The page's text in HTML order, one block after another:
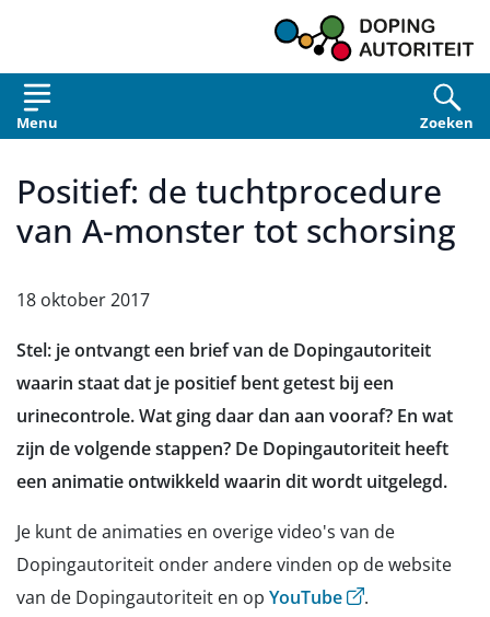
Menu Zoeken
Positief: de tuchtprocedure
van A-monster tot schorsing
18 oktober 2017
Stel: je ontvangt een brief van de Dopingautoriteit
waarin staat dat je positief bent getest bij een
urinecontrole. Wat ging daar dan aan vooraf? En wat
zijn de volgende stappen? De Dopingautoriteit heeft
een animatie ontwikkeld waarin dit wordt uitgelegd.
Je kunt de animaties en overige video's van de
Dopingautoriteit onder andere vinden op de website
van de Dopingautoriteit en op YouTube(opent externe
.